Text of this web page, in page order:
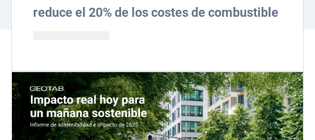
reduce el 20% de los costes de combustible